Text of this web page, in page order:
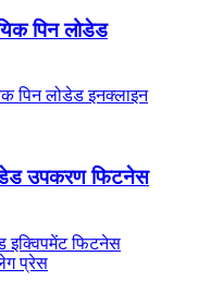
पिन लोडेड
उपकरण फिटनेस